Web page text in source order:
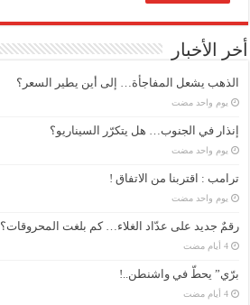
أخر الأخبار
الذهب يشعل المفاجأة… إلى أين يطير السعر؟
‏يوم واحد مضت
إنذار في الجنوب… هل يتكرّر السيناريو؟
‏يوم واحد مضت
ترامب : اقتربنا من الاتفاق !
‏يوم واحد مضت
رقمٌ جديد على عدّاد الغلاء… كم بلغت المحروقات؟
‏4 أيام مضت
برّي” يحطّ في واشنطن..!
‏4 أيام مضت